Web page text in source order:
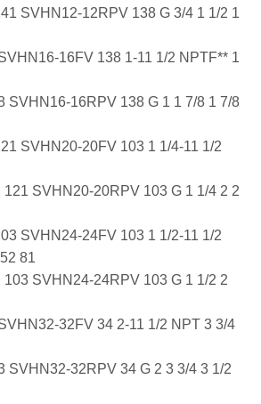
SVHN12-12RPV 138 G 3/4 1 1/2 1
16FV 138 1-11 1/2 NPTF** 1
SVHN16-16RPV 138 G 1 1 7/8 1 7/8
SVHN20-20FV 103 1 1/4-11 1/2
SVHN20-20RPV 103 G 1 1/4 2 2
SVHN24-24FV 103 1 1/2-11 1/2
81
SVHN24-24RPV 103 G 1 1/2 2
32FV 34 2-11 1/2 NPT 3 3/4
SVHN32-32RPV 34 G 2 3 3/4 3 1/2